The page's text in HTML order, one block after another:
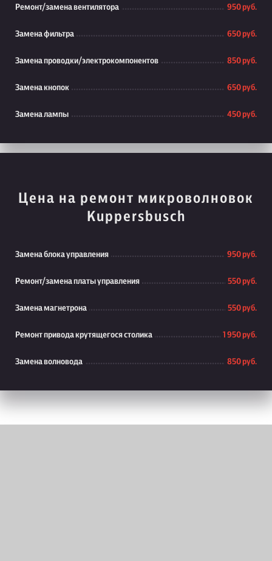
Ремонт/замена вентилятора 950 руб.
Замена фильтра 650 руб.
Замена проводки/электрокомпонентов 850 руб.
Замена кнопок 650 руб.
Замена лампы 450 руб.
Цена на ремонт микроволновок
Kuppersbusch
Замена блока управления 950 руб.
Ремонт/замена платы управления 550 руб.
Замена магнетрона 550 руб.
Ремонт привода крутящегося столика 1 950 руб.
Замена волновода 850 руб.